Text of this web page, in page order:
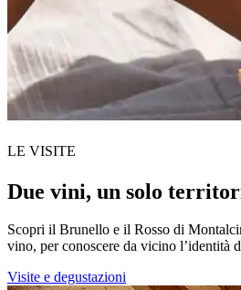
LE VISITE
Due vini, un solo
Scopri il Brunello e il Rosso di
vino, per conoscere da vicino l’identità
Visite e degustazioni